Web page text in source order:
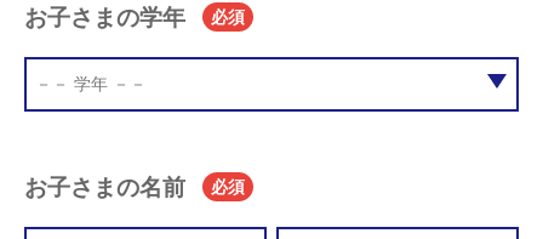
お子さまの学年 必須
お子さまの名前 必須